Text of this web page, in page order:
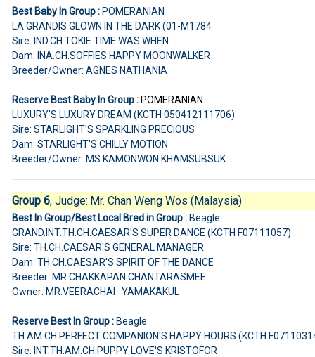
Best Baby In Group :POMERANIAN
LA GRANDIS GLOWN IN THE DARK (01-M1784
Sire: IND.CH.TOKIE TIME WAS WHEN
Dam: INA.CH.SOFFIES HAPPY MOONWALKER
Breeder/Owner: AGNES NATHANIA
Reserve Best Baby In Group :POMERANIAN
LUXURY'S LUXURY DREAM (KCTH 050412111706)
Sire: STARLIGHT'S SPARKLING PRECIOUS
Dam: STARLIGHT'S CHILLY MOTION
Breeder/Owner: MS.KAMONWON KHAMSUBSUK
Group 6, Judge: Mr. Chan Weng Wos (Malaysia)
Best In Group/Best Local Bred in Group :Beagle
GRAND.INT.TH.CH.CAESAR'S SUPER DANCE (KCTH F07111057)
Sire: TH.CH.CAESAR'S GENERAL MANAGER
Dam: TH.CH.CAESAR'S SPIRIT OF THE DANCE
Breeder: MR.CHAKKAPAN CHANTARASMEE
Owner: MR.VEERACHAI YAMAKAKUL
Reserve Best In Group :Beagle
TH.AM.CH.PERFECT COMPANION'S HAPPY HOURS (KCTH
Sire: INT.TH.AM.CH.PUPPY LOVE'S KRISTOFOR